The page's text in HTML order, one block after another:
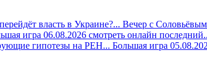
власть в Украине?... Вечер с
игра 06.08.2026 смотреть онлайн
гипотезы на РЕН... Большая игра